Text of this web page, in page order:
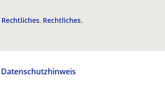
Rechtliches Rechtliches
Datenschutzhinweis